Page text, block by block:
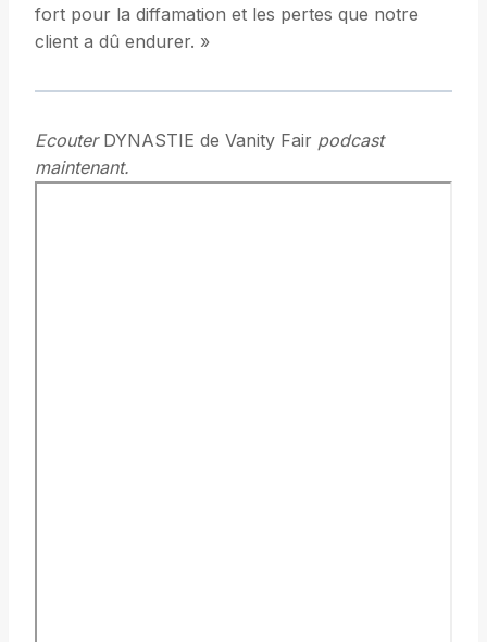
fort pour la diffamation et les pertes que notre
client a dû endurer. »
EcouterDYNASTIE de Vanity Fair podcast
maintenant.